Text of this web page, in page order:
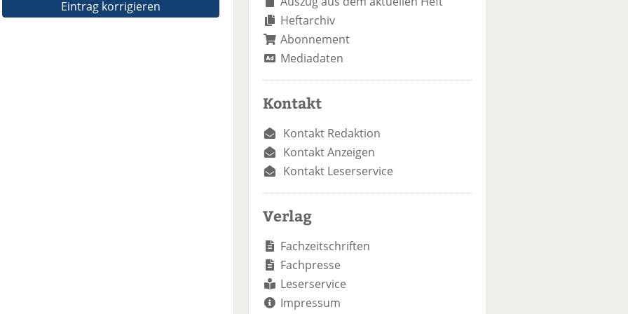
Eintrag korrigieren
Heftarchiv
Abonnement
Mediadaten
Kontakt
Kontakt Redaktion
Kontakt Anzeigen
Kontakt Leserservice
Verlag
Fachzeitschriften
Fachpresse
Leserservice
Impressum